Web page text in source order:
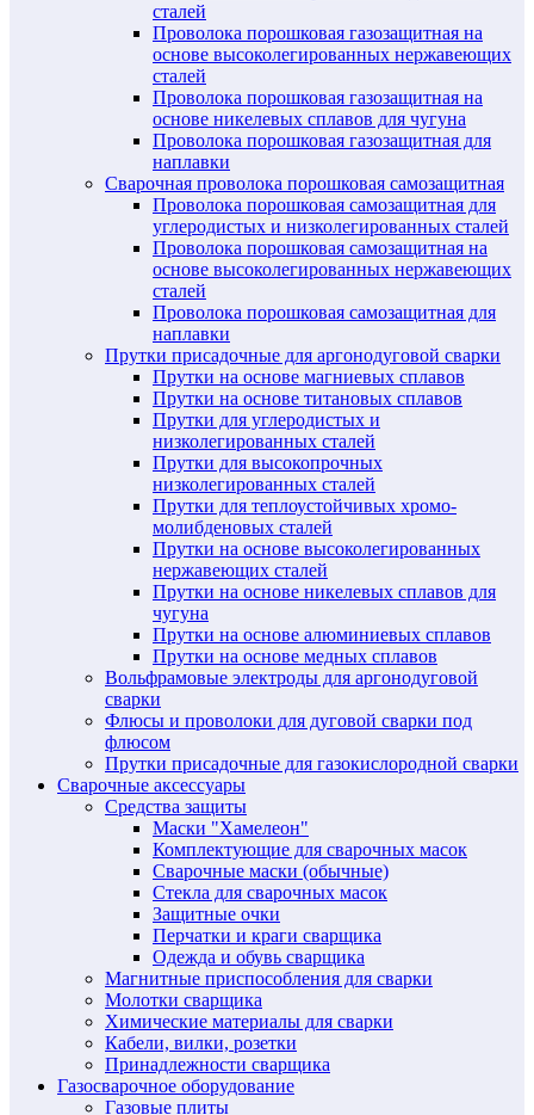
сталей
Проволока порошковая газозащитная на
основе высоколегированных нержавеющих
сталей
Проволока порошковая газозащитная на
основе никелевых сплавов для чугуна
Проволока порошковая газозащитная для
наплавки
Сварочная проволока порошковая самозащитная
Проволока порошковая самозащитная для
углеродистых и низколегированных сталей
Проволока порошковая самозащитная на
основе высоколегированных нержавеющих
сталей
Проволока порошковая самозащитная для
наплавки
Прутки присадочные для аргонодуговой сварки
Прутки на основе магниевых сплавов
Прутки на основе титановых сплавов
Прутки для углеродистых и
низколегированных сталей
Прутки для высокопрочных
низколегированных сталей
Прутки для теплоустойчивых хромо-
молибденовых сталей
Прутки на основе высоколегированных
нержавеющих сталей
Прутки на основе никелевых сплавов для
чугуна
Прутки на основе алюминиевых сплавов
Прутки на основе медных сплавов
Вольфрамовые электроды для аргонодуговой
сварки
Флюсы и проволоки для дуговой сварки под
флюсом
Прутки присадочные для газокислородной сварки
Сварочные аксессуары
Средства защиты
Маски "Хамелеон"
Комплектующие для сварочных масок
Сварочные маски (обычные)
Стекла для сварочных масок
Защитные очки
Перчатки и краги сварщика
Одежда и обувь сварщика
Магнитные приспособления для сварки
Молотки сварщика
Химические материалы для сварки
Кабели, вилки, розетки
Принадлежности сварщика
Газосварочное оборудование
Газовые плиты